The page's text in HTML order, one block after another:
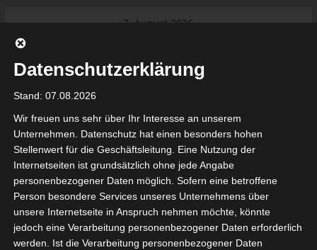
7. August 2026
beginnt am 22. und 23. August
2026 (Update)
Meisterschaft an
Ligue 1 Pro: Spielplan der ersten 15
Spieltage der Saison 2026/2027
Ligue 2 Pro Tunesien 2026/2027 –
Saison beginnt am am 19./20.
September 2026
Internationaler Sportgerichtshof
lehnt Eilverfahren ab – AS Soliman
steuert auf die Ligue 2 zu
tunesienfussball.de
Tunesien Ligafußball
Datenschutzerklärung
Stand: 07.08.2026
Wir freuen uns sehr über Ihr Interesse an unserem
Unternehmen. Datenschutz hat einen besonders hohen
Stellenwert für die Geschäftsleitung. Eine Nutzung der
Internetseiten ist grundsätzlich ohne jede Angabe
personenbezogener Daten möglich. Sofern eine betroffene
Person besondere Services unseres Unternehmens über
unsere Internetseite in Anspruch nehmen möchte, könnte
jedoch eine Verarbeitung personenbezogener Daten erforderlich
werden. Ist die Verarbeitung personenbezogener Daten